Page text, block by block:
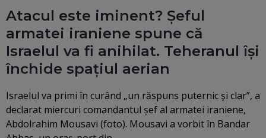
Atacul este iminent? Șeful
armatei iraniene spune că
Israelul va fi anihilat. Teheranul își
închide spațiul aerian
Israelul va primi în curând „un răspuns puternic și clar”, a
declarat miercuri comandantul șef al armatei iraniene,
Abdolrahim Mousavi (foto). Mousavi a vorbit în Bandar